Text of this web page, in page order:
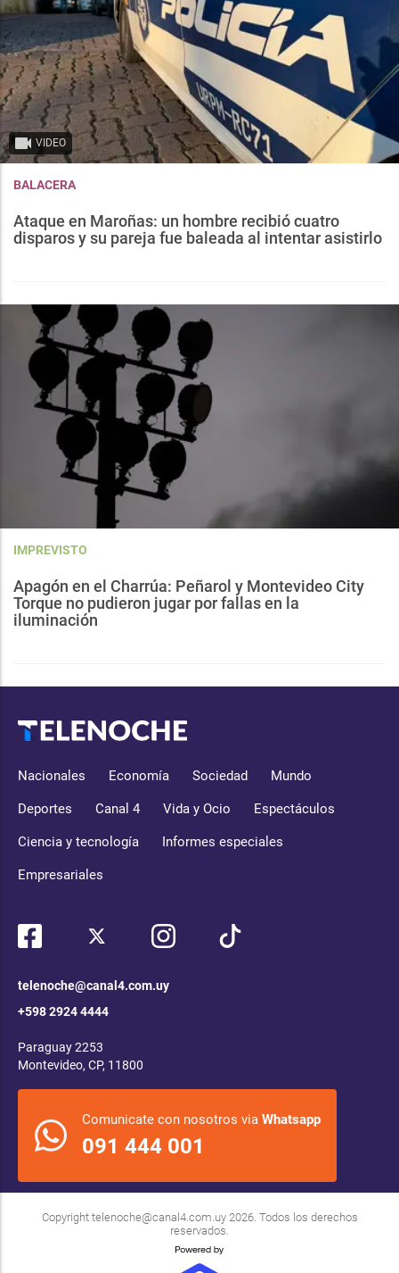
VIDEO
BALACERA
Ataque en Maroñas: un hombre recibió cuatro
disparos y su pareja fue baleada al intentar asistirlo
IMPREVISTO
Apagón en el Charrúa: Peñarol y Montevideo City
Torque no pudieron jugar por fallas en la
iluminación
Nacionales Economía Sociedad Mundo
Deportes Canal 4 Vida y Ocio Espectáculos
Ciencia y tecnología Informes especiales
Empresariales
telenoche@canal4.com.uy
+598 2924 4444
Paraguay 2253
Montevideo, CP, 11800
Comunicate con nosotros via Whatsapp
091 444 001
Copyright telenoche@canal4.com.uy2026. Todos los derechos
reservados.